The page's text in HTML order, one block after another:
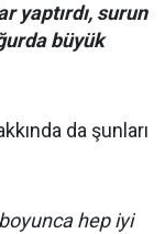
yaptırdı, surun
büyük
da şunları
hep iyi